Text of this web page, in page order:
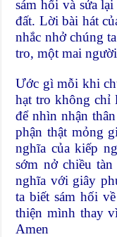
sám hối và sửa
đất. Lời bài hát
nhắc nhở chúng
tro, một mai
Ước gì mỗi khi
hạt tro không chỉ
để nhìn nhận
phận thật mỏng
nghĩa của kiếp
sớm nở chiều
nghĩa với giây
ta biết sám hối
thiện mình thay
Amen